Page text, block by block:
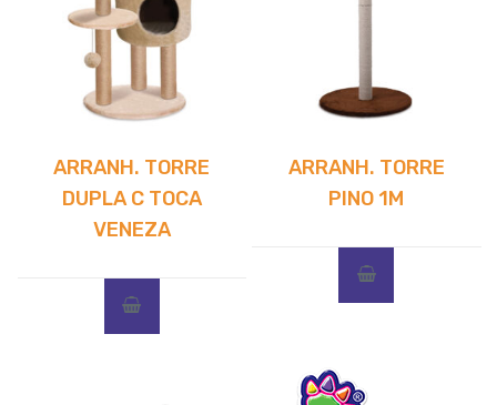
ARRANH. TORRE
DUPLA C TOCA
VENEZA
ARRANH. TORRE
PINO 1M